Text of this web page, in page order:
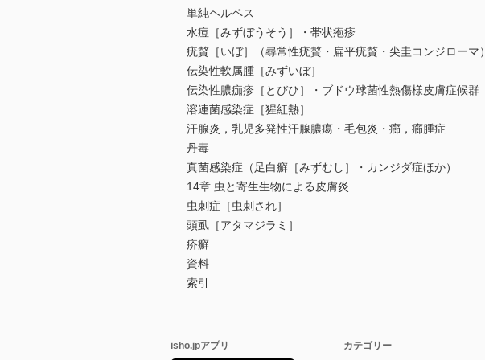
単純ヘルペス
水痘［みずぼうそう］・帯状疱疹
疣贅［いぼ］（尋常性疣贅・扁平疣贅・尖圭コンジローマ）
伝染性軟属腫［みずいぼ］
伝染性膿痂疹［とびひ］・ブドウ球菌性熱傷様皮膚症候群
溶連菌感染症［猩紅熱］
汗腺炎，乳児多発性汗腺膿瘍・毛包炎・癤，癤腫症
丹毒
真菌感染症（足白癬［みずむし］・カンジダ症ほか）
14章 虫と寄生生物による皮膚炎
虫刺症［虫刺され］
頭虱［アタマジラミ］
疥癬
資料
索引
isho.jpアプリ
カテゴリー